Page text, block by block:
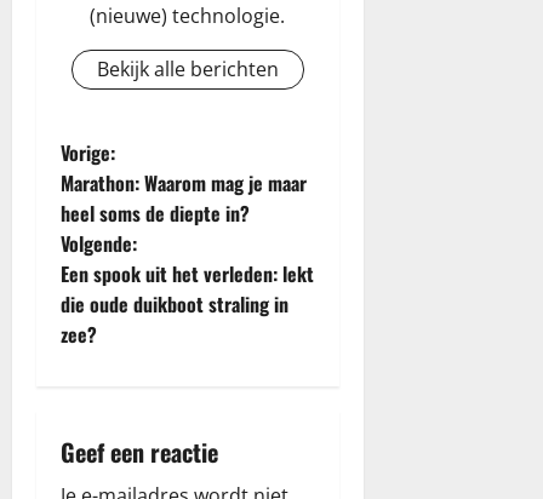
(nieuwe) technologie.
Bekijk alle berichten
B
e
r
i
t
Vorige:
Marathon: Waarom mag je maar
heel soms de diepte in?
Volgende:
Een spook uit het verleden: lekt
die oude duikboot straling in
zee?
Geef een reactie